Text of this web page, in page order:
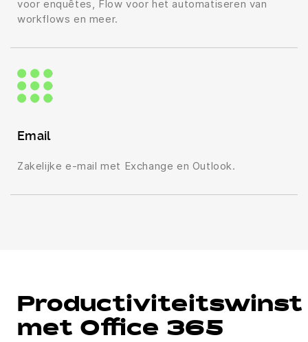
voor enquêtes, Flow voor het automatiseren van
workflows en meer.
Email
Zakelijke e-mail met Exchange en Outlook.
Productiviteitswinst
met Office 365